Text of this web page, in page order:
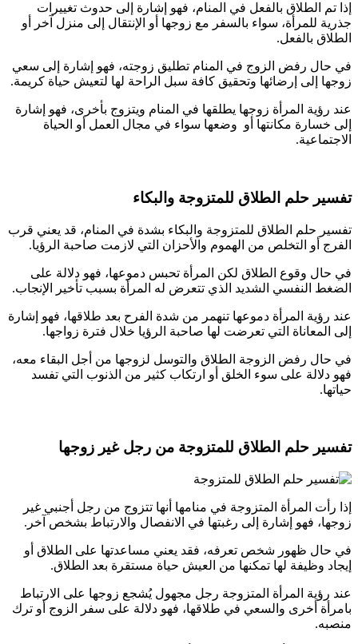
إذا تم الطلاق بالفعل في المنام، فهو إشارة إلى حدوث تغييرات
جذرية للمرأة، سواء بالسفر مع زوجها أو الإنتقال إلى منزل آخر أو
الطلاق بالفعل.
في حال رفض الزوج في المنام تطليق زوجته، فهو إشارة إلى سعي
زوجها إلى إرضائها وتحقيق كافة سبل الراحة لها لتعيش حياة كريمة.
عند رؤية المرأة زوجها يطلقها في المنام ويتزوج بأخرى، فهو إشارة
إلى خسارة مكانتها أو وضعها سواء في مجال العمل أو الحياة
الاجتماعية.
تفسير حلم الطلاق للمتزوجة والبكاء
تفسير حلم الطلاق للمتزوجة والبكاء بشدة في المنام، قد يعني قرب
الفرج أو التخلص من الهموم والأحزان التي لازمت صاحبة الرؤيا.
في حال وقوع الطلاق لكن المرأة تحبس دموعها، فهو دلالة على
الضغط النفسي الشديد الذي تتعرض له المرأة بسبب تأخير الإنجاب.
عند رؤية المرأة دموعها تنهمر من شدة الفرح بعد طلاقها، فهو إشارة
إلى المعاناة التي تعرضت لها صاحبة الرؤيا خلال فترة زواجها.
في حال رفض الزوجة الطلاق والتوسل لزوجها من أجل البقاء معه،
فهو دلالة على سوء الخلق أو ارتكاب كثير من الذنوب التي تفسد
حياتها.
تفسير حلم الطلاق للمتزوجة من رجل غير زوجها
إذا رأت المرأة المتزوجة في منامها أنها تتزوج من رجل أجنبي غير
زوجها، فهو إشارة إلى رغبتها في الانفصال والارتباط بشخص آخر.
في حال ظهور شخص تعرفه، فقد يعني مساعدتها على الطلاق أو
إيجاد وظيفة لها تمكنها من العيش حياة مستقرة بعد الطلاق.
عند رؤية المرأة المتزوجة رجل مجهول يُشجع زوجها على الارتباط
بامرأة أخرى والسعي في طلاقها، فهو دلالة على سفر الزوج أو ترك
منصبه.